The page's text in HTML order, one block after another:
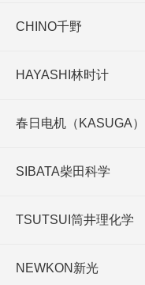
CHINO千野
HAYASHI林时计
春日电机（KASUGA）
SIBATA柴田科学
TSUTSUI筒井理化学
NEWKON新光